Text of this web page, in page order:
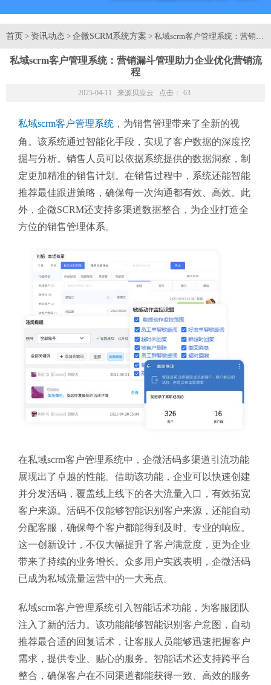
首页 > 资讯动态 > 企微SCRM系统方案 > 私域scrm客户管理系统：营销
私域scrm客户管理系统：营销漏斗管理助力企业优化营销流
程
2025-04-11 来源贝应云 点击： 63
私域scrm客户管理系统 ，为销售管理带来了全新的视
角。该系统通过智能化手段，实现了客户数据的深度挖
掘与分析。销售人员可以依据系统提供的数据洞察，制
定更加精准的销售计划。在销售过程中，系统还能智能
推荐最佳跟进策略，确保每一次沟通都有效、高效。此
外，企微SCRM还支持多渠道数据整合，为企业打造全
方位的销售管理体系。
在私域scrm客户管理系统中，企微活码多渠道引流功能
展现出了卓越的性能。借助该功能，企业可以快速创建
并分发活码，覆盖线上线下的各大流量入口，有效拓宽
客户来源。活码不仅能够智能识别客户来源，还能自动
分配客服，确保每个客户都能得到及时、专业的响应。
这一创新设计，不仅大幅提升了客户满意度，更为企业
带来了持续的业务增长。众多用户实践表明，企微活码
已成为私域流量运营中的一大亮点。
私域scrm客户管理系统引入智能话术功能，为客服团队
注入了新的活力。该功能能够智能识别客户意图，自动
推荐最合适的回复话术，让客服人员能够迅速把握客户
需求，提供专业、贴心的服务。智能话术还支持跨平台
整合，确保客户在不同渠道都能获得一致、高效的服务